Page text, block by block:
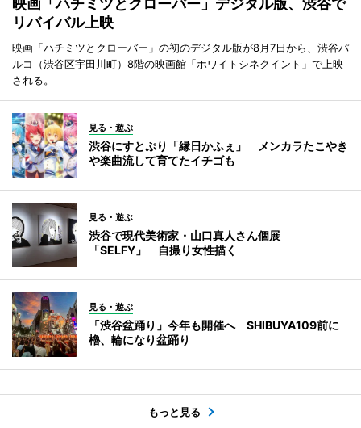
リバイバル上映
映画「ハチミツとクローバー」の初のデジタル版が8月7日から、渋谷パ
ルコ（渋谷区宇田川町）8階の映画館「ホワイトシネクイント」で上映
される。
見る・遊ぶ
渋谷にすとぷり「縁日かふぇ」 メンカラたこやき
や楽曲流して育てたイチゴも
見る・遊ぶ
渋谷で現代美術家・山口真人さん個展
「SELFY」 自撮り女性描く
見る・遊ぶ
「渋谷盆踊り」今年も開催へ SHIBUYA109前に
櫓、輪になり盆踊り
もっと見る